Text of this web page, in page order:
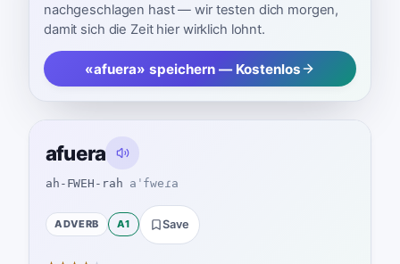
nachgeschlagen hast — wir testen dich morgen,
damit sich die Zeit hier wirklich lohnt.
«afuera» speichern — Kostenlos
afuera
ah-FWEH-rah aˈfweɾa
ADVERB A1 Save